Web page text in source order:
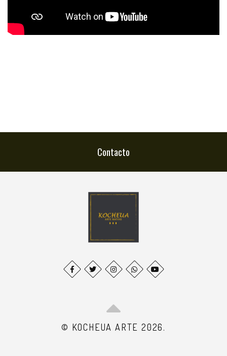
Contacto
© KOCHEUA ARTE 2026.